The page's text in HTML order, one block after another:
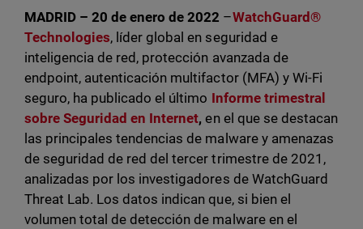
MADRID – 20 de enero de 2022 –WatchGuard®
Technologies, líder global en seguridad e
inteligencia de red, protección avanzada de
endpoint, autenticación multifactor (MFA) y Wi-Fi
seguro, ha publicado el último Informe trimestral
sobre Seguridad en Internet, en el que se destacan
las principales tendencias de malware y amenazas
de seguridad de red del tercer trimestre de 2021,
analizadas por los investigadores de WatchGuard
Threat Lab. Los datos indican que, si bien el
volumen total de detección de malware en el